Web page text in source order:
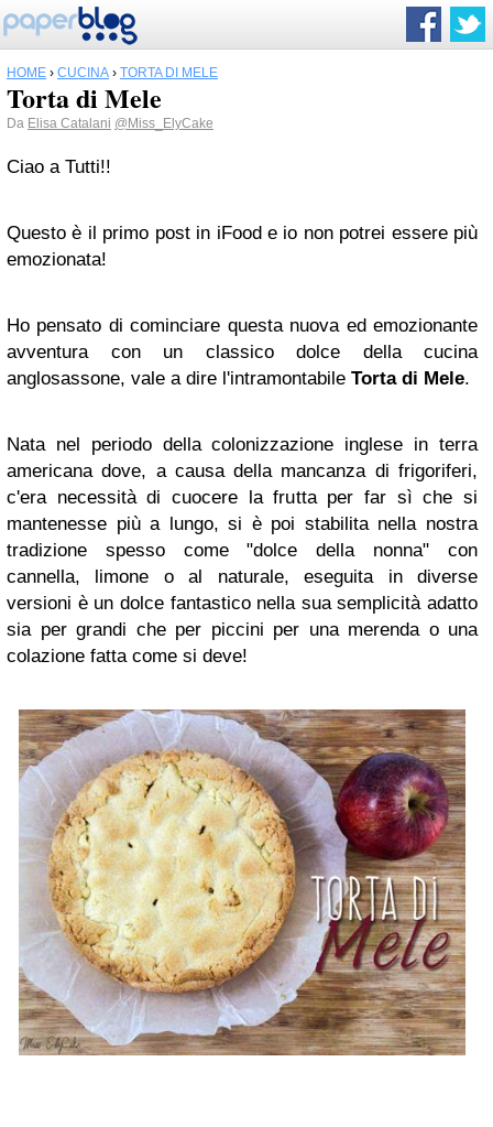
HOME › CUCINA › TORTA DI MELE
Torta di Mele
Da Elisa Catalani @Miss_ElyCake
Ciao a Tutti!!
Questo è il primo post in iFood e io non potrei essere più
emozionata!
Ho pensato di cominciare questa nuova ed emozionante
avventura con un classico dolce della cucina
anglosassone, vale a dire l'intramontabile Torta di Mele.
Nata nel periodo della colonizzazione inglese in terra
americana dove, a causa della mancanza di frigoriferi,
c'era necessità di cuocere la frutta per far sì che si
mantenesse più a lungo, si è poi stabilita nella nostra
tradizione spesso come "dolce della nonna" con
cannella, limone o al naturale, eseguita in diverse
versioni è un dolce fantastico nella sua semplicità adatto
sia per grandi che per piccini per una merenda o una
colazione fatta come si deve!